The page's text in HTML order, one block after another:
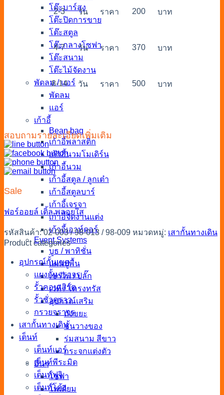
โต๊ะบาร์สูง
โต๊ะปิดการขาย
โต๊ะสตูล
โต๊ะกลางโซฟา
โต๊ะสนาม
โต๊ะไม้จัดงาน
พัดลม / แอร์
พัดลม
แอร์
เก้าอี้
Bean bag
เก้าอี้พลาสติก
เก้าอี้นวมโมเดิร์น
เก้าอี้นวม
เก้าอี้สตูล / ลูกเต๋า
เก้าอี้สตูลบาร์
เก้าอี้เจรจา
เก้าอี้จัดงานแต่ง
เก้าอี้เอาท์ดอร์
Event Systems
บูธ / พาทิชั่น
แผ่นปูพื้น
เช่าไฟ / ปลั๊ก
เวที / โครงทรัส
อุปกรณ์เสริม
ถังขยะ
ชั้นวางของ
ร่มสนาม สีขาว
กระจกแต่งตัว
อื่นๆ
โซฟา
โพเดียม
2-3 วัน ราคา 200 บาท
4-7 วัน ราคา 370 บาท
8-14 วัน ราคา 500 บาท
สอบถามรายละเอียดเพิ่มเติม
Sale
ฟอร์ออยล์ เติ้ล พลอยใส
รหัสสินค้า:02-003 / 98-013 / 98-009 หมวดหมู่: เสากั้นทางเดิน
Product categories
อุปกรณ์กั้นเขต
แผงกั้นจราจร
รั้วคอนเสิร์ต
รั้วชั่วคราว
กรวยจราจร
เสากั้นทางเดิน
เต็นท์
เต็นท์แอร์
เต็นท์พีระมิด
เต็นท์ฟูจิ
เต็นท์โค้ง